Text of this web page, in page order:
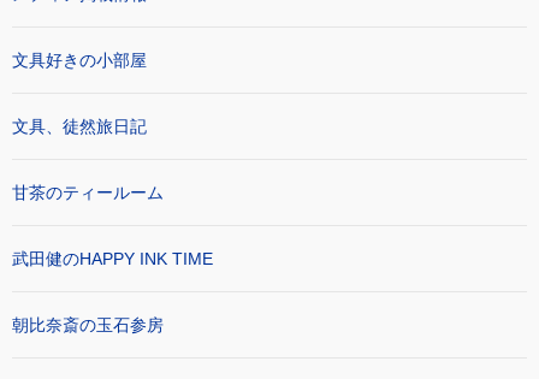
文具好きの小部屋
文具、徒然旅日記
甘茶のティールーム
武田健のHAPPY INK TIME
朝比奈斎の玉石参房